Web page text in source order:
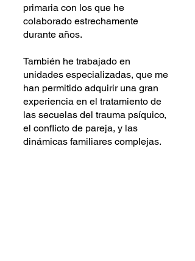
primaria con los que he
colaborado estrechamente
durante años.
También he trabajado en
unidades especializadas, que me
han permitido adquirir una gran
experiencia en el tratamiento de
las secuelas del trauma psíquico,
el conflicto de pareja, y las
dinámicas familiares complejas.